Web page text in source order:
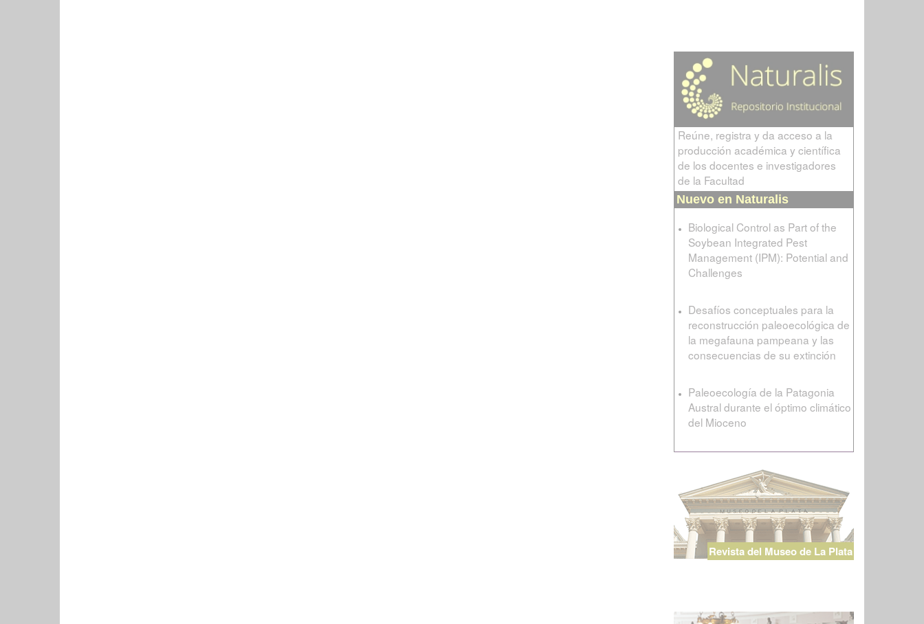
Reúne, registra y da acceso a la
producción académica y científica
de los docentes e investigadores
de la Facultad
Nuevo en Naturalis
Biological Control as Part of the
Soybean Integrated Pest
Management (IPM): Potential and
Challenges
Desafíos conceptuales para la
reconstrucción paleoecológica de
la megafauna pampeana y las
consecuencias de su extinción
Paleoecología de la Patagonia
Austral durante el óptimo climático
del Mioceno
Revista del Museo de La Plata